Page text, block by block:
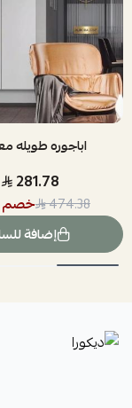
اباجوره طويله
281.78
474.38 خصم
إضافة